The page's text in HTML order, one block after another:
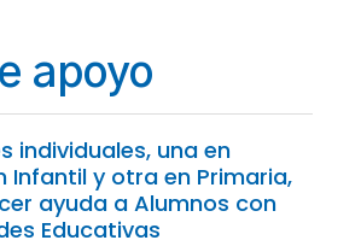
apoyo
individuales, una en
Infantil y otra en Primaria,
ayuda a Alumnos con
Educativas